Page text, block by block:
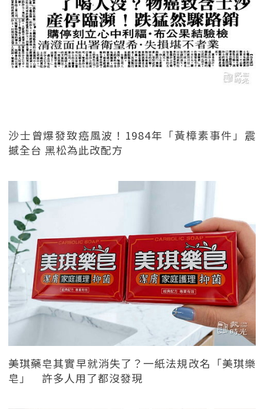
沙士曾爆發致癌風波！1984年「黃樟素事件」震
撼全台 黑松為此改配方
美琪藥皂其實早就消失了？一紙法規改名「美琪樂
皂」 許多人用了都沒發現